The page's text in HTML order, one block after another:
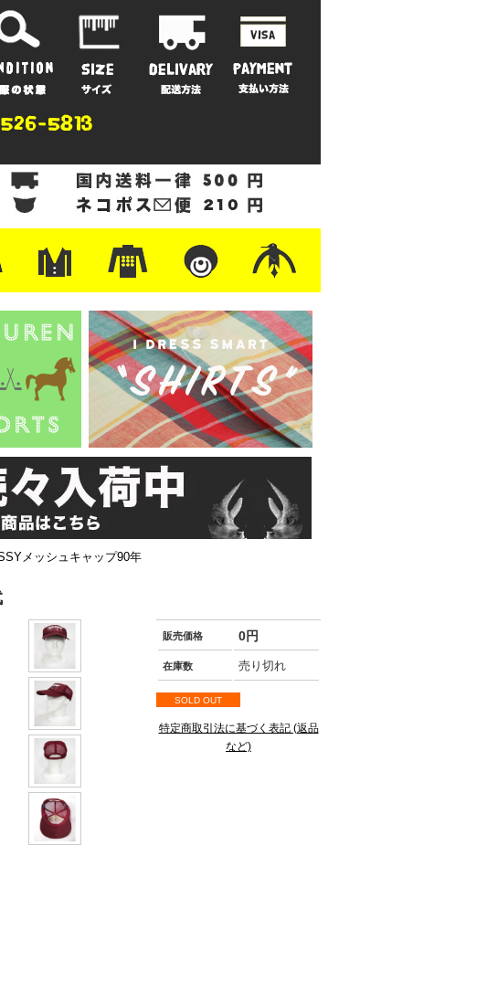
袖/スウェット
ン/リバース
・デニム/コットン
・アウトドア/フリース
・ジャージ/ナイロン
・ミリタリー/ワーク
・ウール/レザー
・スーツ/ジレ
メッシュキャップ90年
販売価格 0円
在庫数 売り切れ
SOLD OUT
特定商取引法に基づく表記 (返品
など)